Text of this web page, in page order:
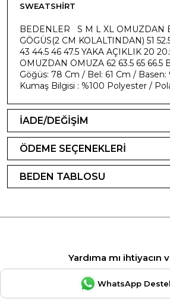
SWEATSHIRT
BEDENLER S M L XL OMUZDAN
GÖGÜS(2 CM KOLALTINDAN) 51
43 44.5 46 47.5 YAKA AÇIKLIK 20
OMUZDAN OMUZA 62 63.5 65 66.5
Göğüs: 78 Cm / Bel: 61 Cm / Basen:
Kumaş Bilgisi : %100 Polyester /
İADE/DEĞİŞİM
ÖDEME SEÇENEKLERİ
BEDEN TABLOSU
Yardıma mı ihtiyacın
WhatsApp